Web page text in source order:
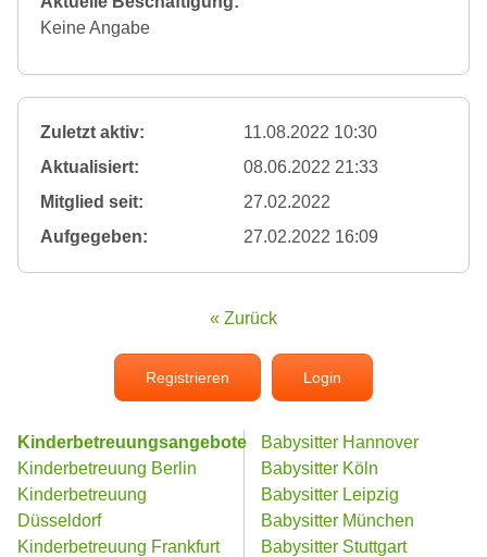
Keine Angabe
Zuletzt aktiv:
11.08.2022 10:30
Aktualisiert:
08.06.2022 21:33
Mitglied seit:
27.02.2022
Aufgegeben:
27.02.2022 16:09
« Zurück
Registrieren Login
Kinderbetreuungsangebote
Kinderbetreuung Berlin
Kinderbetreuung
Düsseldorf
Kinderbetreuung Frankfurt
Babysitter Hannover
Babysitter Köln
Babysitter Leipzig
Babysitter München
Babysitter Stuttgart